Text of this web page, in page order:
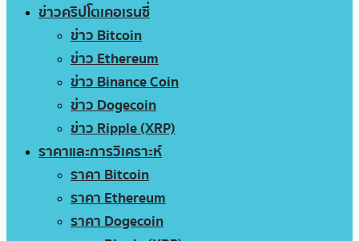
ข่าวคริปโตเคอเรนซี่
ข่าว Bitcoin
ข่าว Ethereum
ข่าว Binance Coin
ข่าว Dogecoin
ข่าว Ripple (XRP)
ราคาและการวิเคราะห์
ราคา Bitcoin
ราคา Ethereum
ราคา Dogecoin